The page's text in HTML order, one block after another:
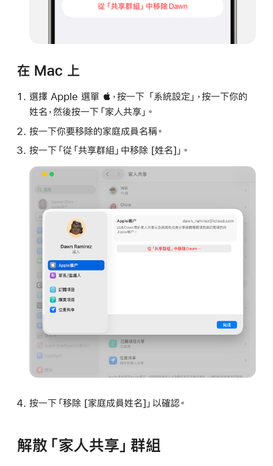
在 Mac 上
選擇 Apple 選單 ，按一下 「系統設定」，按一下你的
姓名，然後按一下「家人共享」。
按一下你要移除的家庭成員名稱。
按一下「從「共享群組」中移除 [姓名]」。
按一下「移除 [家庭成員姓名]」以確認。
解散「家人共享」群組